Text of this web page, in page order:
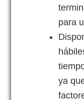
para
ya